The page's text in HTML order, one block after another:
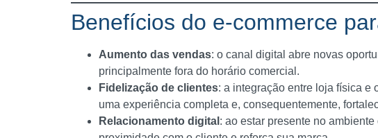
Benefícios do e-commerce
Aumento das vendas: o canal digital abre novas
principalmente fora do horário comercial.
Fidelização de clientes: a integração entre loja física e
uma experiência completa e, consequentemente,
Relacionamento digital : ao estar presente no